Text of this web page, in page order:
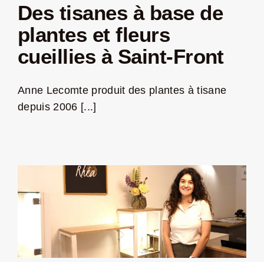
Nouveau Magazine EnVelay
Jeu concours – Gagnez votre bûche de Noël 2025
Des tisanes à base de
plantes et fleurs
cueillies à Saint-Front
Anne Lecomte produit des plantes à tisane
depuis 2006 [...]